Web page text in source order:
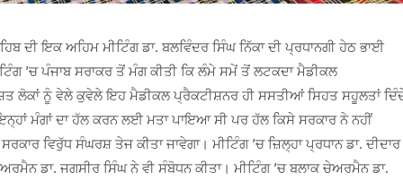
ਦੀ ਇਕ ਅਹਿਮ ਮੀਟਿੰਗ ਡਾ. ਬਲਵਿੰਦਰ ਸਿੰਘ ਨਿੱਕਾ ਦੀ ਪ੍ਰਧਾਨਗੀ ਹੇਠ ਭਾਈ
’ਚ ਪੰਜਾਬ ਸਰਾਕਰ ਤੋਂ ਮੰਗ ਕੀਤੀ ਕਿ ਲੰਮੇ ਸਮੇਂ ਤੋਂ ਲਟਕਦਾ ਮੈਡੀਕਲ
ਲੋਕਾਂ ਨੂੰ ਵੇਲੇ ਕੁਵੇਲੇ ਇਹ ਮੈਡੀਕਲ ਪ੍ਰੈਕਟੀਸ਼ਨਰ ਹੀ ਸਸਤੀਆਂ ਸਿਹਤ ਸਹੂਲਤਾਂ
ਮੰਗਾਂ ਦਾ ਹੱਲ ਕਰਨ ਲਈ ਮਤਾ ਪਾਇਆ ਸੀ ਪਰ ਹੱਲ ਕਿਸੇ ਸਰਕਾਰ ਨੇ ਨਹੀਂ
ਵਿਰੁੱਧ ਸੰਘਰਸ਼ ਤੇਜ ਕੀਤਾ ਜਾਵੇਗਾ। ਮੀਟਿੰਗ ’ਚ ਜ਼ਿਲ੍ਹਾ ਪ੍ਰਧਾਨ ਡਾ. ਦੀਦਾਰ
ਡਾ. ਜਗਸੀਰ ਸਿੰਘ ਨੇ ਵੀ ਸੰਬੋਧਨ ਕੀਤਾ। ਮੀਟਿੰਗ ’ਚ ਬਲਾਕ ਚੇਅਰਮੈਨ ਡਾ.